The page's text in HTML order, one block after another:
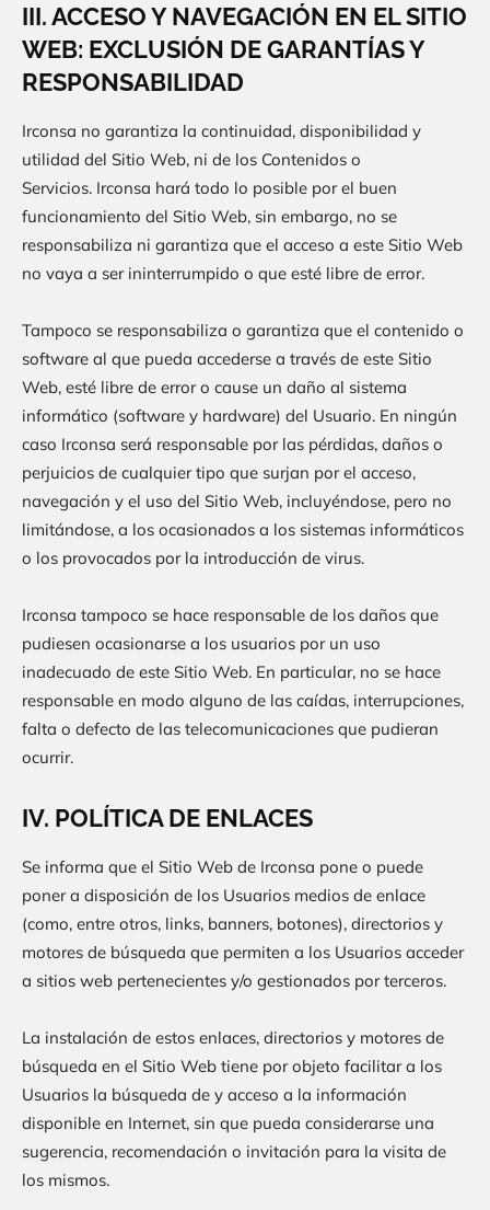
III. ACCESO Y NAVEGACIÓN EN EL SITIO
WEB: EXCLUSIÓN DE GARANTÍAS Y
RESPONSABILIDAD
Irconsa no garantiza la continuidad, disponibilidad y
utilidad del Sitio Web, ni de los Contenidos o
Servicios. Irconsa hará todo lo posible por el buen
funcionamiento del Sitio Web, sin embargo, no se
responsabiliza ni garantiza que el acceso a este Sitio Web
no vaya a ser ininterrumpido o que esté libre de error.
Tampoco se responsabiliza o garantiza que el contenido o
software al que pueda accederse a través de este Sitio
Web, esté libre de error o cause un daño al sistema
informático (software y hardware) del Usuario. En ningún
caso Irconsa será responsable por las pérdidas, daños o
perjuicios de cualquier tipo que surjan por el acceso,
navegación y el uso del Sitio Web, incluyéndose, pero no
limitándose, a los ocasionados a los sistemas informáticos
o los provocados por la introducción de virus.
Irconsa tampoco se hace responsable de los daños que
pudiesen ocasionarse a los usuarios por un uso
inadecuado de este Sitio Web. En particular, no se hace
responsable en modo alguno de las caídas, interrupciones,
falta o defecto de las telecomunicaciones que pudieran
ocurrir.
IV. POLÍTICA DE ENLACES
Se informa que el Sitio Web de Irconsa pone o puede
poner a disposición de los Usuarios medios de enlace
(como, entre otros, links, banners, botones), directorios y
motores de búsqueda que permiten a los Usuarios acceder
a sitios web pertenecientes y/o gestionados por terceros.
La instalación de estos enlaces, directorios y motores de
búsqueda en el Sitio Web tiene por objeto facilitar a los
Usuarios la búsqueda de y acceso a la información
disponible en Internet, sin que pueda considerarse una
sugerencia, recomendación o invitación para la visita de
los mismos.